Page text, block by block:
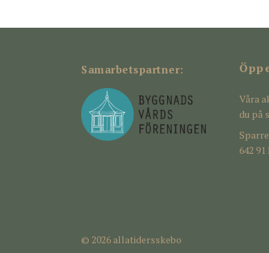
Samarbetspartner:
Våra
du på
642
© 2026 allatidersskebo